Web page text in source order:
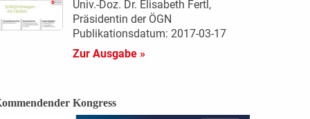
Univ.-Doz. Dr. Elisabeth Fertl,
Präsidentin der ÖGN
Publikationsdatum: 2017-03-17
Zur Ausgabe »
Kongress